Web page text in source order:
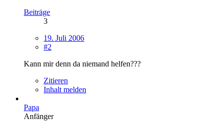
Beiträge
3
19. Juli 2006
#2
Kann mir denn da niemand helfen???
Zitieren
Inhalt melden
Papa
Anfänger